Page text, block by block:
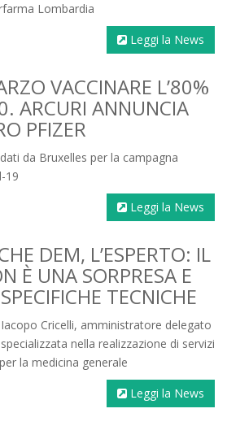
Lombardia
Leggi la News
VACCINARE L’80%
ARCURI ANNUNCIA
PFIZER
da Bruxelles per la campagna
19
Leggi la News
DEM, L’ESPERTO: IL
È UNA SORPRESA E
TECNICHE
Cricelli, amministratore delegato
nella realizzazione di servizi
la medicina generale
Leggi la News